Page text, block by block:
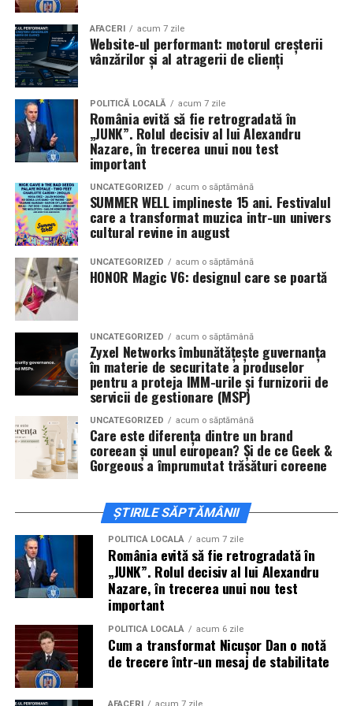
Necula, originari din Constanța și împrejurimi, vor
prezenta filmul alături de colegii lor
Alexandra Răduță și Gabriel Vatavu.
Cinema City Shopping City Galați
12 februarie de la 18:30la întâlnirea cu actrițele
State și Azaleea Necula și regizorul Paul Decu.
Pe 13 februarie la ora 18:30, spectatorii dinIași
invitați la proiecția specială din
Mall, alături de regizorulPaul Decuși de
actoriiGabriel Vatavu, Sergiu Costache, Azaleea
Necula, Alexandra Răduță.
De „Ziua Îndrăgostiților”, pe14 februarie, în Cinema
City Iulius Mall Suceava, de la 18:30, spectatorii sunt
invitați la film alături de regizorul
actoriiSergiu Costache, Vlad si Oana Gherman,
Alexandra Răduță.
Cineplexx Băneasa Shopping City
Bucureștigăzduiește o proiecție specială în prezența
întregii echipe pe15 februarie, de la 17:30.
ÎnCraiova , regizorul Paul Decuși actorii Sergiu
Costache, Azaleea Necula și Oana Gherman vor
Mall pe 16 februarie de la ora 18:00.
ActoriiVlad Gherman, Oana Gherman și Ioana
Ginghină
vin la întâlnirea cu publicul dinCinema City
Vivo! Pitești pe 17 februarie, de la 18:30și vor
participa la o discuție după proiecție, alături de
Paul Decu.
Caravana„În pielea mea”ajunge laCinema City
Shopping City Ploiești, pe 18 februarie, de la 18:30, la
proiecția specială introdusă de regizorul
AFACERI acum 7 zile
Website-ul performant: motorul creșterii
vânzărilor și al atragerii de clienți
POLITICĂ LOCALĂ acum 7 zile
România evită să fie retrogradată în
„JUNK”. Rolul decisiv al lui Alexandru
Nazare, în trecerea unui nou test
important
UNCATEGORIZED acum o săptămână
SUMMER WELL implineste 15 ani. Festivalul
care a transformat muzica intr-un univers
cultural revine in august
UNCATEGORIZED acum o săptămână
HONOR Magic V6: designul care se poartă
UNCATEGORIZED acum o săptămână
Zyxel Networks îmbunătățește guvernanța
în materie de securitate a produselor
pentru a proteja IMM-urile și furnizorii de
servicii de gestionare (MSP)
UNCATEGORIZED acum o săptămână
Care este diferența dintre un brand
coreean și unul european? Și de ce Geek &
Gorgeous a împrumutat trăsături coreene
ȘTIRILE SĂPTĂMÂNII
POLITICĂ LOCALĂ acum 7 zile
România evită să fie retrogradată în
„JUNK”. Rolul decisiv al lui Alexandru
Nazare, în trecerea unui nou test
important
POLITICĂ LOCALĂ acum 6 zile
Cum a transformat Nicușor Dan o notă
de trecere într-un mesaj de stabilitate
AFACERI acum 7 zile